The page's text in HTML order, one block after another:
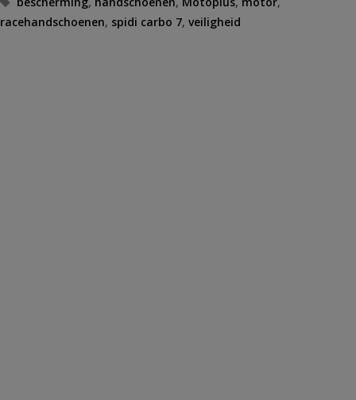
racehandschoenen, spidi carbo 7, veiligheid